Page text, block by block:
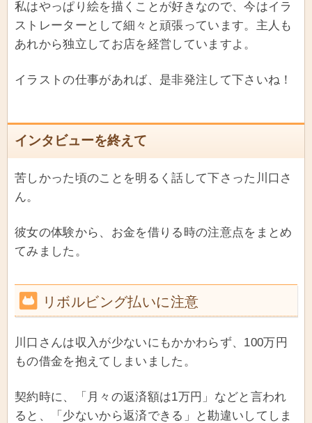
私はやっぱり絵を描くことが好きなので、今はイラ
ストレーターとして細々と頑張っています。主人も
あれから独立してお店を経営していますよ。
イラストの仕事があれば、是非発注して下さいね！
インタビューを終えて
苦しかった頃のことを明るく話して下さった川口さ
ん。
彼女の体験から、お金を借りる時の注意点をまとめ
てみました。
リボルビング払いに注意
川口さんは収入が少ないにもかかわらず、100万円
もの借金を抱えてしまいました。
契約時に、「月々の返済額は1万円」などと言われ
ると、「少ないから返済できる」と勘違いしてしま